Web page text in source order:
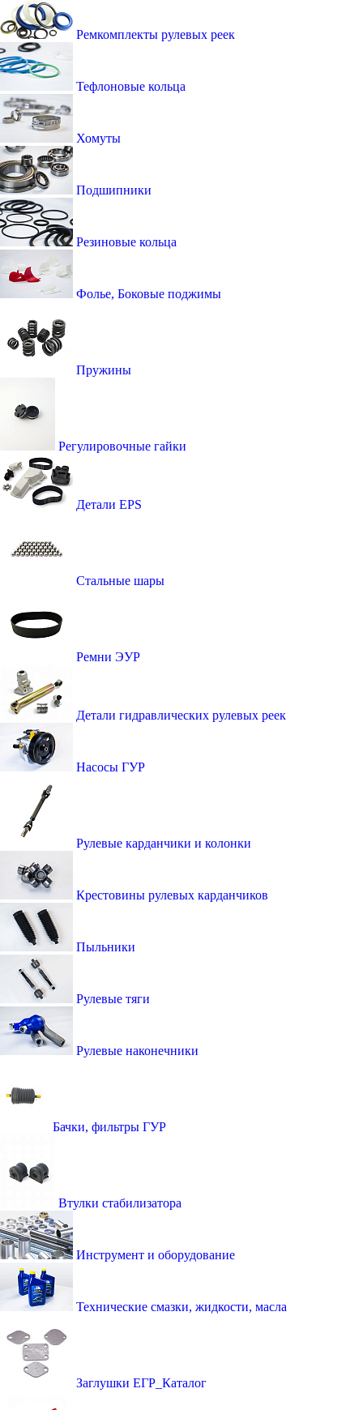
Ремкомплекты рулевых реек
Тефлоновые кольца
Хомуты
Подшипники
Резиновые кольца
Фолье, Боковые поджимы
Пружины
Регулировочные гайки
Детали EPS
Стальные шары
Ремни ЭУР
Детали гидравлических рулевых реек
Насосы ГУР
Рулевые карданчики и колонки
Крестовины рулевых карданчиков
Пыльники
Рулевые тяги
Рулевые наконечники
Бачки, фильтры ГУР
Втулки стабилизатора
Инструмент и оборудование
Технические смазки, жидкости, масла
Заглушки ЕГР_Каталог